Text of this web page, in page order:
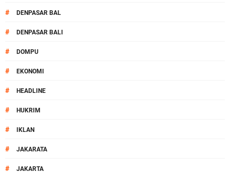
# DENPASAR BAL
# DENPASAR BALI
# DOMPU
# EKONOMI
# HEADLINE
# HUKRIM
# IKLAN
# JAKARATA
# JAKARTA